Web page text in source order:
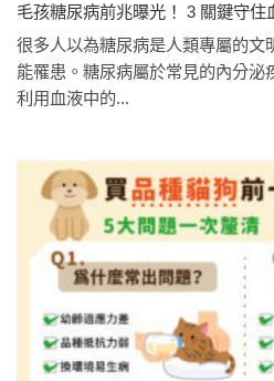
毛孩糖尿病前兆曝光！ 3 關鍵守住
很多人以為糖尿病是人類專屬的文
能罹患。糖尿病屬於常見的內分泌
利用血液中的...